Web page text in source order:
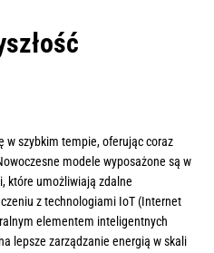
w szybkim tempie, oferując coraz
modele wyposażone są w
które umożliwiają zdalne
z technologiami IoT (Internet
elementem inteligentnych
lepsze zarządzanie energią w skali